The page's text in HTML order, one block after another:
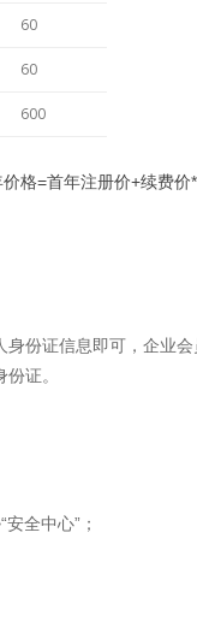
60
60
600
格=首年注册价+续费价*
份证信息即可，企业
证。
全中心”；